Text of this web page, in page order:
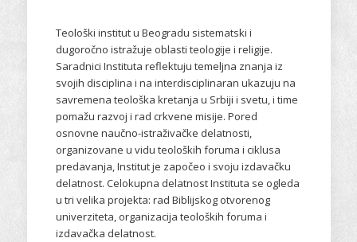
Teološki institut u Beogradu sistematski i
dugoročno istražuje oblasti teologije i religije.
Saradnici Instituta reflektuju temeljna znanja iz
svojih disciplina i na interdisciplinaran ukazuju na
savremena teološka kretanja u Srbiji i svetu, i time
pomažu razvoj i rad crkvene misije. Pored
osnovne naučno-istraživačke delatnosti,
organizovane u vidu teoloških foruma i ciklusa
predavanja, Institut je započeo i svoju izdavačku
delatnost. Celokupna delatnost Instituta se ogleda
u tri velika projekta: rad Biblijskog otvorenog
univerziteta, organizacija teoloških foruma i
izdavačka delatnost.